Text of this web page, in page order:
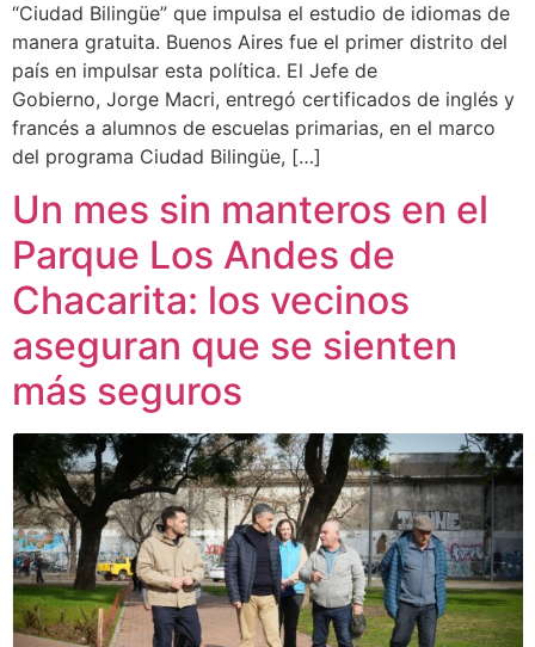
“Ciudad Bilingüe” que impulsa el estudio de idiomas de
manera gratuita. Buenos Aires fue el primer distrito del
país en impulsar esta política. El Jefe de
Gobierno, Jorge Macri, entregó certificados de inglés y
francés a alumnos de escuelas primarias, en el marco
del programa Ciudad Bilingüe, […]
Un mes sin manteros en el
Parque Los Andes de
Chacarita: los vecinos
aseguran que se sienten
más seguros